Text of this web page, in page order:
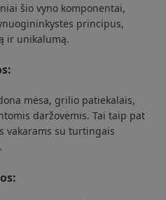
šio vyno komponentai,
principus,
ir unikalumą.
mėsa, grilio patiekalais,
daržovėmis. Tai taip pat
vakarams su turtingais